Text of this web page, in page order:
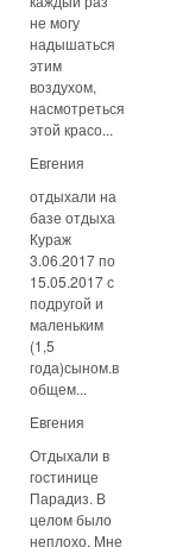
не могу
надышаться
этим
воздухом,
насмотреться
этой красо...
Евгения
отдыхали на
базе отдыха
Кураж
3.06.2017 по
15.05.2017 с
подругой и
маленьким
(1,5
года)сыном.в
общем...
Евгения
Отдыхали в
гостинице
Парадиз. В
целом было
неплохо. Мне